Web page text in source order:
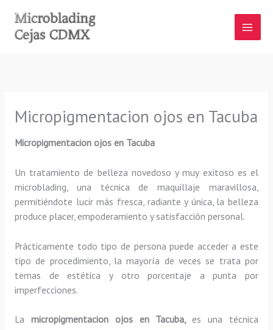
contenido
Micropigmentacion ojos en Tacuba
Micropigmentacion ojos en Tacuba
Un tratamiento de belleza novedoso y muy exitoso es el
microblading, una técnica de maquillaje maravillosa,
permitiéndote lucir más fresca, radiante y única, la belleza
produce placer, empoderamiento y satisfacción personal.
Prácticamente todo tipo de persona puede acceder a este
tipo de procedimiento, la mayoría de veces se trata por
temas de estética y otro porcentaje a punta por
imperfecciones.
La micropigmentacion ojos en Tacuba, es una técnica